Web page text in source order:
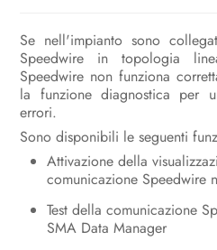
Se nell'impianto sono
Speedwire in topologia
Speedwire non funziona
la funzione diagnostica per
errori.
Sono disponibili le seguenti
Attivazione della
comunicazione Speedwire
Test della comunicazione
SMA Data Manager
Montaggio e
collegamento
Collegamento
Uso
Disinserzione
Pulizia del prodotto